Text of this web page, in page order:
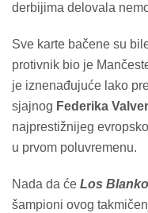
derbijima delovala
Sve karte bačene su
protivnik bio je
je iznenađujuće lako
sjajnog Federika
najprestižnijeg
u prvom poluvremenu.
Nada da će Los
šampioni ovog